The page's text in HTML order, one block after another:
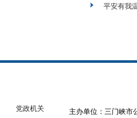
平安有我
党政机关
主办单位：三门峡